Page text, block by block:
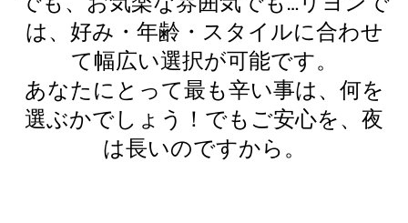
は、好み・年齢・スタイルに合わせ
て幅広い選択が可能です。
あなたにとって最も辛い事は、何を
選ぶかでしょう！でもご安心を、夜
は長いのですから。